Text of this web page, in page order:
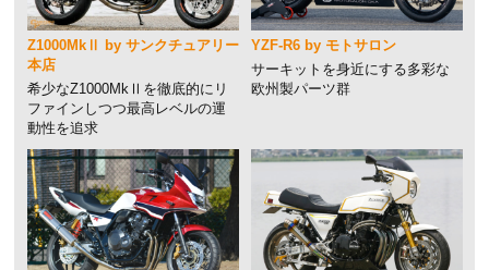
Z1000MkⅡ by サンクチュアリー
本店
希少なZ1000MkⅡを徹底的にリ
ファインしつつ最高レベルの運
動性を追求
YZF-R6 by モトサロン
サーキットを身近にする多彩な
欧州製パーツ群